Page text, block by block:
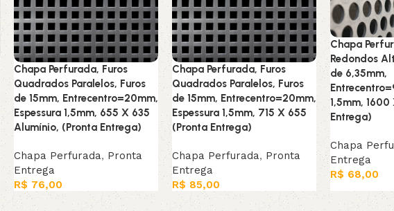
Chapa Perfurada, Furos
Quadrados Paralelos, Furos
de 15mm, Entrecentro=20mm,
Espessura 1,5mm, 655 X 635
Alumínio, (Pronta Entrega)
Chapa Perfurada, Pronta
Entrega
R$ 76,00
Adicionar ao carrinho
Chapa Perfurada, Furos
Quadrados Paralelos, Furos
de 15mm, Entrecentro=20mm,
Espessura 1,5mm, 715 X 655
(Pronta Entrega)
Chapa Perfurada, Pronta
Entrega
R$ 85,00
Adicionar ao carrinho
Chapa
Redondos
de 6,35mm,
1,5mm,
Entrega)
Chapa
Entrega
R$ 68,00
Adicionar